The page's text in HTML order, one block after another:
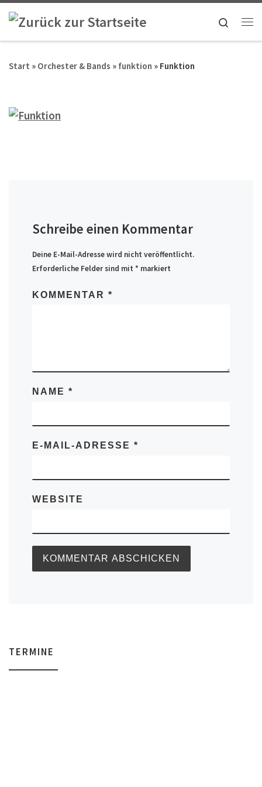
Zum Inhalt springen
Search
Start » Orchester & Bands » funktion » Funktion
Schreibe einen Kommentar
Deine E-Mail-Adresse wird nicht veröffentlicht.
Erforderliche Felder sind mit * markiert
KOMMENTAR *
NAME *
E-MAIL-ADRESSE *
WEBSITE
TERMINE